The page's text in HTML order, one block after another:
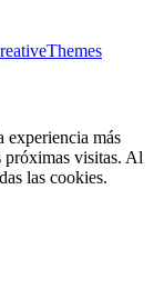
experiencia más
próximas visitas. Al
las cookies.